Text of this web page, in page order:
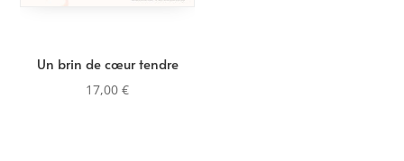
Un brin de cœur tendre
17,00€